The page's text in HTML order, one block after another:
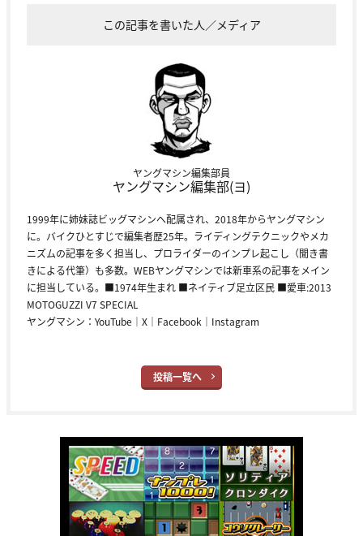
この記事を書いた人／メディア
ヤングマシン編集部員
ヤングマシン編集部(ヨ)
1999年に姉妹誌ビッグマシンへ配属され、2018年からヤングマシン
に。バイクひとすじで編集者歴25年。ライディングテクニックやメカ
ニズムの記事を多く担当し、プロライダーのインプレ起こし（聞き書
きによる代筆）も多数。WEBヤングマシンでは新車系の記事をメイン
に担当している。■1974年生まれ ■ネイティブ足立区民 ■愛車:2013
MOTOGUZZI V7 SPECIAL
ヤングマシン： YouTube ｜ X ｜ Facebook ｜ Instagram
投稿一覧へ